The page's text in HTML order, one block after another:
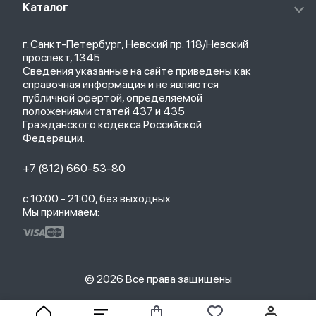
Стилусы
Товары для детей
Саундбары
Мониторы
ТВ-приставки
Чехлы
Рюкзаки
Кабели
Зарядные устройства
О магазине
Политика конфиденциальности
Оплата и доставка
Партнерская программа
Гарантия
Обмен и возврат
Бонусы
Trade-in
Каталог
Новые поступления
Популярное
Акции
г. Санкт-Петербург, Невский пр. 118/Невский
проспект, 134Б
Сведения указанные на сайте приведены как
справочная информация и не являются
публичной офертой, определяемой
положениями статей 437 и 435
Гражданского кодекса Российской
Федерации.
+7 (812) 660-53-80
с 10:00 - 21:00, без выходных
Мы принимаем:
© 2026 Все права защищены